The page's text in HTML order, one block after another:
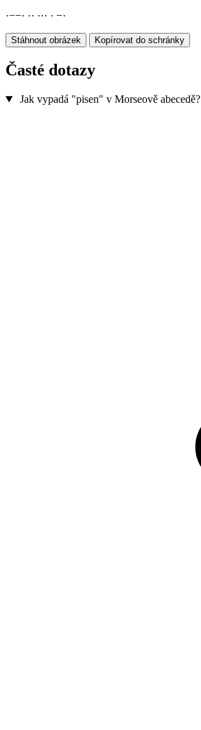
·−−· ·· ··· · −·
Stáhnout obrázek Kopírovat do schránky
Časté dotazy
Jak vypadá "pisen" v Morseově abecedě?